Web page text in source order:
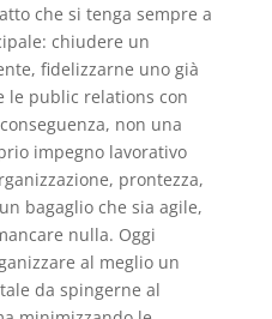
che si tenga sempre a
chiudere un
fidelizzarne uno già
le public relations con
non una
impegno lavorativo
prontezza,
bagaglio che sia agile,
nulla. Oggi
al meglio un
da spingerne al